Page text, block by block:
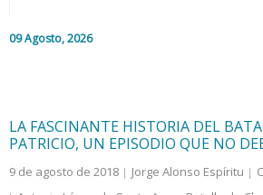
09 Agosto, 2026
LA FASCINANTE HISTORIA DEL
PATRICIO, UN EPISODIO QUE NO
9 de agosto de 2018 Jorge Alonso Espíritu